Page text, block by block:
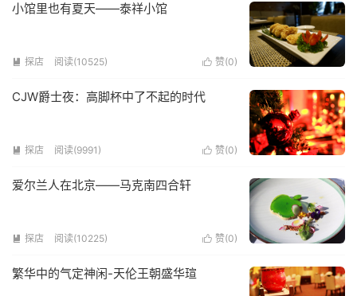
小馆里也有夏天——泰祥小馆
 赞(0)
 探店 阅读(10525)
CJW爵士夜：高脚杯中了不起的时代
 赞(0)
 探店 阅读(9991)
爱尔兰人在北京——马克南四合轩
 赞(0)
 探店 阅读(10225)
繁华中的气定神闲-天伦王朝盛华瑄